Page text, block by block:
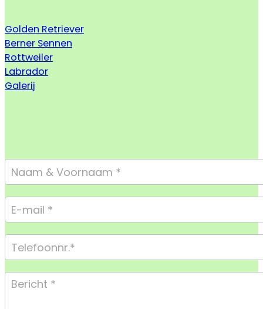
Golden Retriever
Berner Sennen
Rottweiler
Labrador
Galerij
Footer
Form
Compact